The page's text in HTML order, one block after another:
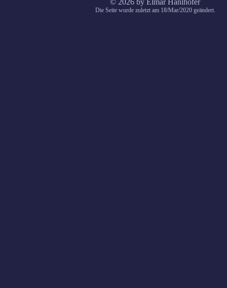
© 2026 by Elmar Hanlhofer
Die Seite wurde zuletzt am 18/Mar/2020 geändert.